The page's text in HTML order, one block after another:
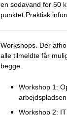
en sodavand for 50
punktet Praktisk
Workshops. Der
alle tilmeldte får
begge.
Workshop 1:
arbejdspladsen
Workshop 2: